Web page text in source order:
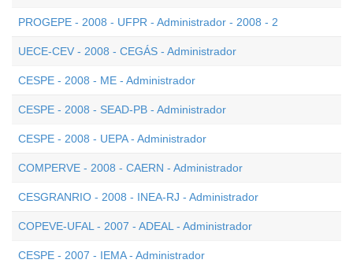
PROGEPE - 2008 - UFPR - Administrador - 2008 - 2
UECE-CEV - 2008 - CEGÁS - Administrador
CESPE - 2008 - ME - Administrador
CESPE - 2008 - SEAD-PB - Administrador
CESPE - 2008 - UEPA - Administrador
COMPERVE - 2008 - CAERN - Administrador
CESGRANRIO - 2008 - INEA-RJ - Administrador
COPEVE-UFAL - 2007 - ADEAL - Administrador
CESPE - 2007 - IEMA - Administrador